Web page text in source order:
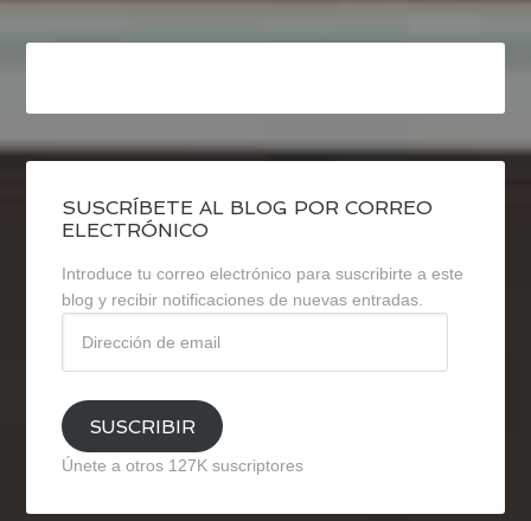
SUSCRÍBETE AL BLOG POR CORREO
ELECTRÓNICO
Introduce tu correo electrónico para suscribirte a este
blog y recibir notificaciones de nuevas entradas.
email
SUSCRIBIR
Únete a otros 127K suscriptores